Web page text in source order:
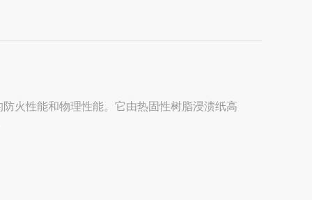
火性能和物理性能。它由热固性树脂浸渍纸高